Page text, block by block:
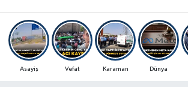
Asayiş Vefat Karaman Dünya
Güncel Haberler
Spor Haberleri